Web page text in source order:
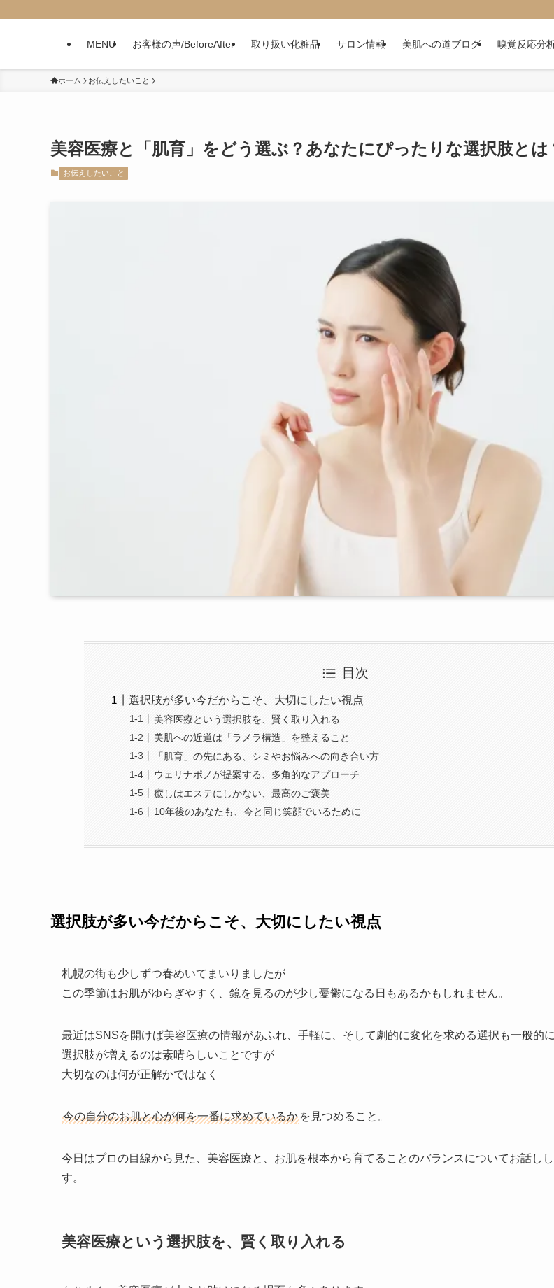
MENU お客様の声/BeforeAfter 取り扱い化粧品 サロン情報 美肌への道ブログ 嗅覚反応分
ホーム お伝えしたいこと
美容医療と「肌育」をどう選ぶ？あなたにぴったりな選択肢とは
お伝えしたいこと
目次
選択肢が多い今だからこそ、大切にしたい視点
美容医療という選択肢を、賢く取り入れる
美肌への近道は「ラメラ構造」を整えること
「肌育」の先にある、シミやお悩みへの向き合い方
ウェリナポノが提案する、多角的なアプローチ
癒しはエステにしかない、最高のご褒美
10年後のあなたも、今と同じ笑顔でいるために
選択肢が多い今だからこそ、大切にしたい視点
札幌の街も少しずつ春めいてまいりましたが
この季節はお肌がゆらぎやすく、鏡を見るのが少し憂鬱になる日もあるかもしれません。
最近はSNSを開けば美容医療の情報があふれ、手軽に、そして劇的に変化を求める選択も一般的に
選択肢が増えるのは素晴らしいことですが
大切なのは何が正解かではなく
今の自分のお肌と心が何を一番に求めているか を見つめること。
今日はプロの目線から見た、美容医療と、お肌を根本から育てることのバランスについてお話し
す。
美容医療という選択肢を、賢く取り入れる